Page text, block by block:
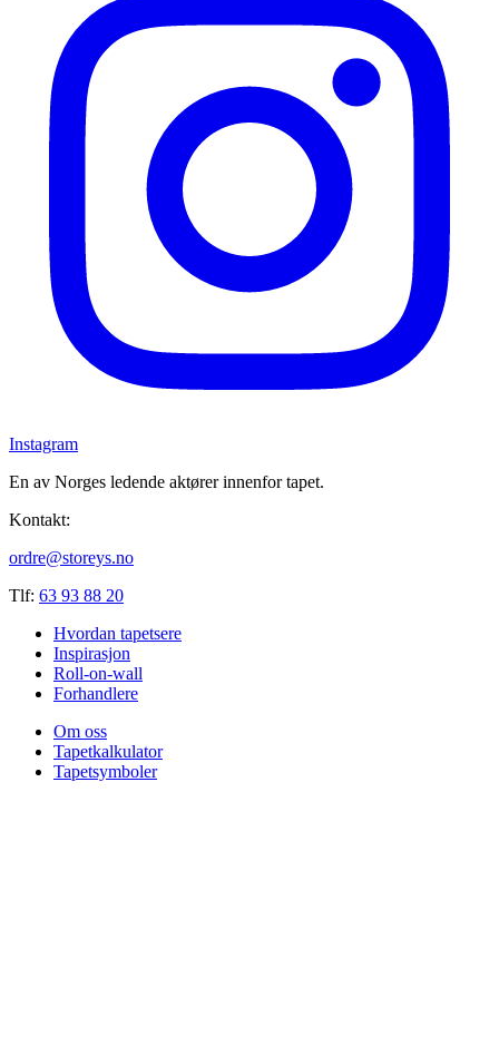
Instagram
En av Norges ledende aktører innenfor tapet.
Kontakt:
ordre@storeys.no
Tlf: 63 93 88 20
Hvordan tapetsere
Inspirasjon
Roll-on-wall
Forhandlere
Om oss
Tapetkalkulator
Tapetsymboler